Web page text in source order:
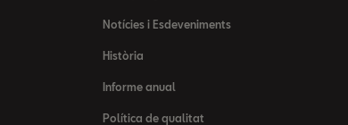
Notícies i Esdeveniments
Història
Informe anual
Política de qualitat